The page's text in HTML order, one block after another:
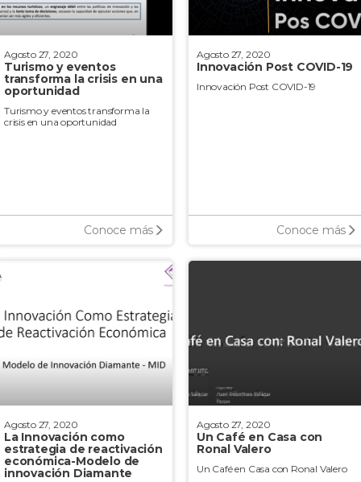
Agosto 27, 2020
Turismo y eventos
transforma la crisis en una
oportunidad
Turismo y eventos transforma la
crisis en una oportunidad
Conoce más
Agosto 27, 2020
Innovación Post COVID-19
Innovación Post COVID-19
Conoce más
Agosto 27, 2020
La Innovación como
estrategia de reactivación
económica-Modelo de
innovación Diamante
Agosto 27, 2020
Un Café en Casa con
Ronal Valero
Un Café en Casa con Ronal Valero